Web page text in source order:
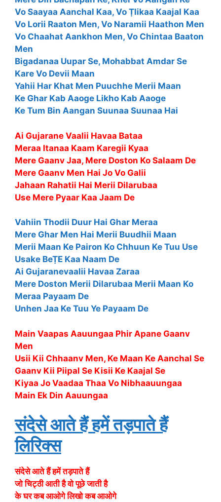
Vo Saayaa Aanchal Kaa, Vo ṬIikaa Kaajal Kaa
Vo Lorii Raaton Men, Vo Naramii Haathon Men
Vo Chaahat Aankhon Men, Vo Chintaa Baaton
Men
Bigadanaa Uupar Se, Mohabbat Amdar Se
Kare Vo Devii Maan
Yahii Har Khat Men Puuchhe Merii Maan
Ke Ghar Kab Aaoge Likho Kab Aaoge
Ke Tum Bin Aangan Suunaa Suunaa Hai
Ai Gujarane Vaalii Havaa Bataa
Meraa Itanaa Kaam Karegii Kyaa
Mere Gaanv Jaa, Mere Doston Ko Salaam De
Mere Gaanv Men Hai Jo Vo Galii
Jahaan Rahatii Hai Merii Dilarubaa
Use Mere Pyaar Kaa Jaam De
Vahiin Thodii Duur Hai Ghar Meraa
Mere Ghar Men Hai Merii Buudhii Maan
Merii Maan Ke Pairon Ko Chhuun Ke Tuu Use
Usake BeṬE Kaa Naam De
Ai Gujaranevaalii Havaa Zaraa
Mere Doston Merii Dilarubaa Merii Maan Ko
Meraa Payaam De
Unhen Jaa Ke Tuu Ye Payaam De
Main Vaapas Aauungaa Phir Apane Gaanv
Men
Usii Kii Chhaanv Men, Ke Maan Ke Aanchal Se
Gaanv Kii Piipal Se Kisii Ke Kaajal Se
Kiyaa Jo Vaadaa Thaa Vo Nibhaauungaa
Main Ek Din Aauungaa
संदेसे आते हैं हमें तड़पाते हैं
लिरिक्स
संदेसे आते हैं हमें तड़पाते हैं
जो चिट्ठी आती है वो पूछे जाती है
के घर कब आओगे लिखो कब आओगे